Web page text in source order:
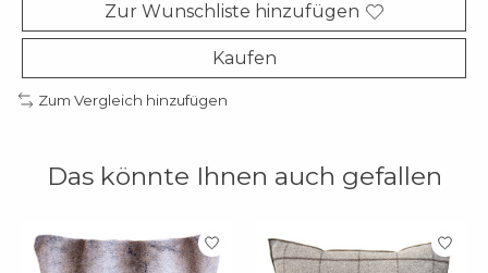
Zur Wunschliste hinzufügen
Kaufen
Zum Vergleich hinzufügen
Das könnte Ihnen auch gefallen
Produkt-Karussell-Artikel